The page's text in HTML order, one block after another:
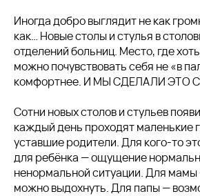
Иногда добро выглядит не как
как… Новые столы и стулья в
отделений больниц. Место, где
можно почувствовать себя не «в
комфортнее. И МЫ СДЕЛАЛИ ЭТО
Сотни новых столов и стульев
каждый день проходят маленькие
уставшие родители. Для кого-то
для ребёнка — ощущение
ненормальной ситуации. Для мамы
можно выдохнуть. Для папы —